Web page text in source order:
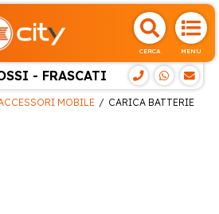
CERCA MENU
- FRASCATI
MOBILE CARICA BATTERIE